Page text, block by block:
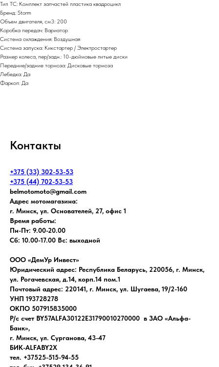
Тип ТС: Комплект запчастей пластика квадроцикл
Бренд: Storm
Объем двигателя, см3: 200
Коробка передач: Вариатор
Система охлаждения: Воздушная
Система запуска: Кикстартер / Электростартер
Размер колеса, пер/задн.: 10-дюймовые литые диски
Передние/задние тормоза: Дисковые тормоза
Лебедка: Да
Фаркоп: Да
Контакты
+375 (33) 302-53-53
+375 (44) 702-53-53
belmotomoto@gmail.com
Адрес мотомагазина:
г. Минск, ул. Основателей, 27, офис 1
Время работы:
Пн-Пт: 9.00-20.00
Сб: 10.00-17.00 Вс: выходной
ООО «ДемУр Инвест»
Юридический адрес: Республика Беларусь, 220056, г. Минск,
ул. Рогачевская, д.14, корп.14 пом.1
Почтовый адрес: 220141, г. Минск, ул. Шугаева, 19/2-160
УНП 193728278
ОКПО 507915835000
Р/с счет BY57ALFA30122E31790010270000 в ЗАО «Альфа-
Банк»,
г. Минск, ул. Сурганова, 43-47
БИК-ALFABY2X
тел. +37525-515-94-55